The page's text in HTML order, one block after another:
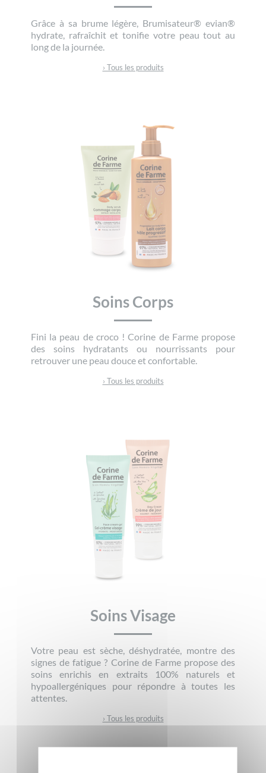
Grâce à sa brume légère, Brumisateur® evian®
hydrate, rafraîchit et tonifie votre peau tout au
long de la journée.
› Tous les produits
Soins Corps
Fini la peau de croco ! Corine de Farme propose
des soins hydratants ou nourrissants pour
retrouver une peau douce et confortable.
› Tous les produits
Soins Visage
Votre peau est sèche, déshydratée, montre des
signes de fatigue ? Corine de Farme propose des
soins enrichis en extraits 100% naturels et
hypoallergéniques pour répondre à toutes les
attentes.
› Tous les produits